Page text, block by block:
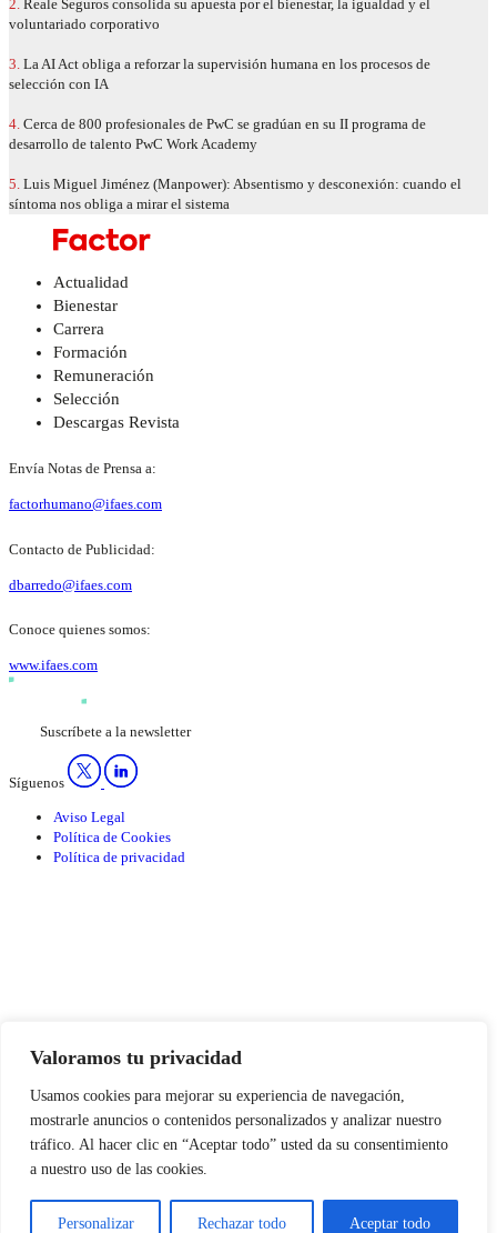
Valoramos tu privacidad
Usamos cookies para mejorar su experiencia de navegación,
mostrarle anuncios o contenidos personalizados y analizar nuestro
tráfico. Al hacer clic en “Aceptar todo” usted da su consentimiento
a nuestro uso de las cookies.
Personalizar Rechazar todo Aceptar todo
2. Reale Seguros consolida su apuesta por el bienestar, la igualdad y el
voluntariado corporativo
3. La AI Act obliga a reforzar la supervisión humana en los procesos de
selección con IA
4. Cerca de 800 profesionales de PwC se gradúan en su II programa de
desarrollo de talento PwC Work Academy
5. Luis Miguel Jiménez (Manpower): Absentismo y desconexión: cuando el
síntoma nos obliga a mirar el sistema
Actualidad
Bienestar
Carrera
Formación
Remuneración
Selección
Descargas Revista
Envía Notas de Prensa a:
factorhumano@ifaes.com
Contacto de Publicidad:
dbarredo@ifaes.com
Conoce quienes somos:
www.ifaes.com
Suscríbete a la newsletter
Síguenos
Aviso Legal
Política de Cookies
Política de privacidad